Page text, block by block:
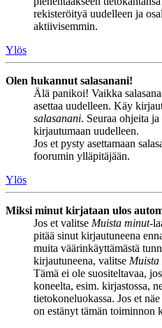
rekisteröityä uudelleen ja
aktiivisemmin.
Ylös
Olen hukannut salasanani!
Älä panikoi! Vaikka
asettaa uudelleen. Käy
salasanani. Seuraa ohjeita
kirjautumaan uudelleen.
Jos et pysty asettamaan
foorumin ylläpitäjään.
Ylös
Miksi minut kirjataan ulos
Jos et valitse Muista minut-
pitää sinut kirjautuneena
muita väärinkäyttämästä
kirjautuneena, valitse Muista
Tämä ei ole suositeltavaa,
koneelta, esim. kirjastossa,
tietokoneluokassa. Jos et
on estänyt tämän toiminnon